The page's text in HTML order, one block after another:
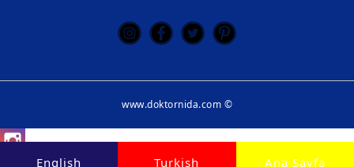
English Turkish Ana Sayfa
www.doktornida.com ©
Instagram